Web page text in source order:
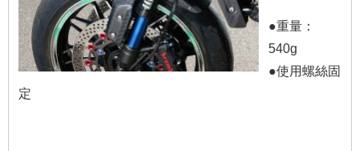
●重量：
540g
●使用螺絲固
定